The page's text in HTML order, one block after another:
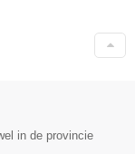
in de provincie